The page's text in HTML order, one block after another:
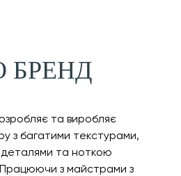
БРЕНД
та виробляє
з багатими текстурами,
деталями та ноткою
Працюючи з майстрами з